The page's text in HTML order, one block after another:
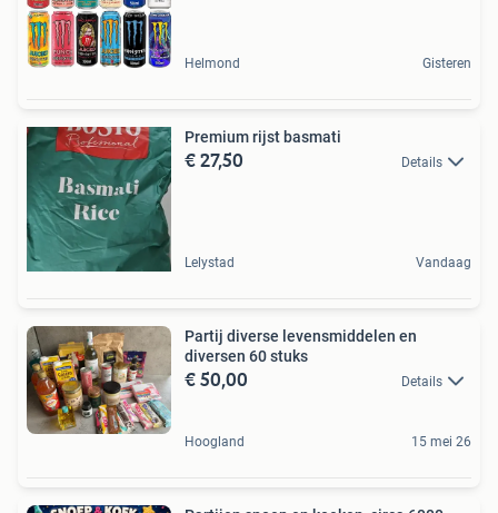
Helmond Gisteren
Premium rijst basmati
€ 27,50 Details
Lelystad Vandaag
Partij diverse levensmiddelen en
diversen 60 stuks
€ 50,00 Details
Hoogland 15 mei 26